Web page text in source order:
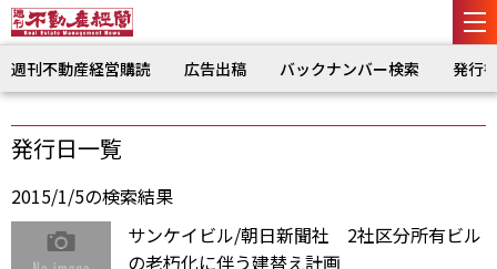
週刊不動産経営購読 広告出稿 バックナンバー検索 発行
発行日一覧
2015/1/5の検索結果
サンケイビル/朝日新聞社 2社区分所有ビル
の老朽化に伴う建替え計画